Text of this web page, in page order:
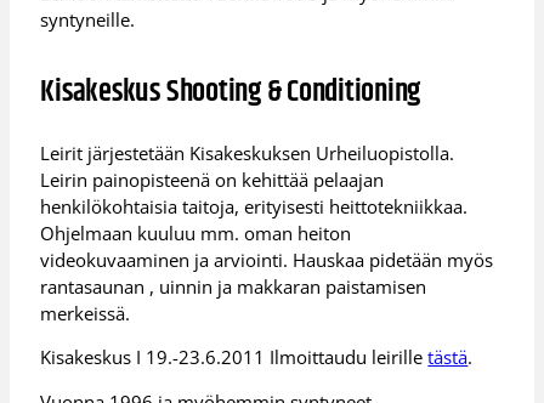
syntyneille.
Kisakeskus Shooting & Conditioning
Leirit järjestetään Kisakeskuksen Urheiluopistolla.
Leirin painopisteenä on kehittää pelaajan
henkilökohtaisia taitoja, erityisesti heittotekniikkaa.
Ohjelmaan kuuluu mm. oman heiton
videokuvaaminen ja arviointi. Hauskaa pidetään myös
rantasaunan , uinnin ja makkaran paistamisen
merkeissä.
Kisakeskus I 19.-23.6.2011 Ilmoittaudu leirilletästä.